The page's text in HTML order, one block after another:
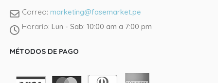
Correo: marketing@fasemarket.pe
Horario: Lun - Sab: 10:00 am a 7:00 pm
MÉTODOS DE PAGO